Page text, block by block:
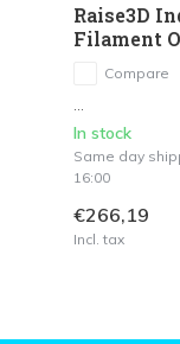
Raise3D
Filament
Compare
In stock
Same day
16:00
€266,19
Incl. tax